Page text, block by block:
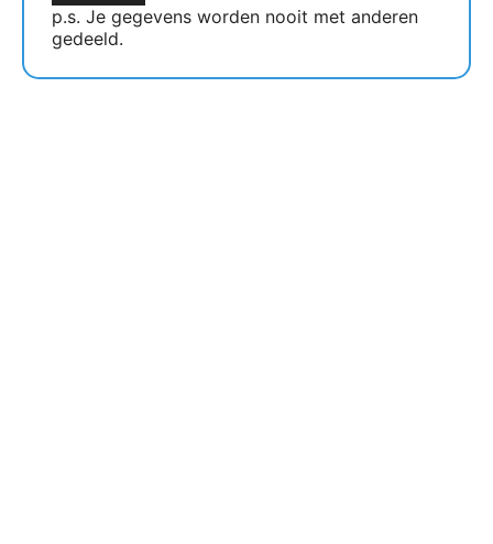
p.s. Je gegevens worden nooit met anderen
gedeeld.